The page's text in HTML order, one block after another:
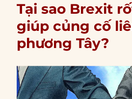
Tại sao Brexit
giúp củng cố
phương Tây?